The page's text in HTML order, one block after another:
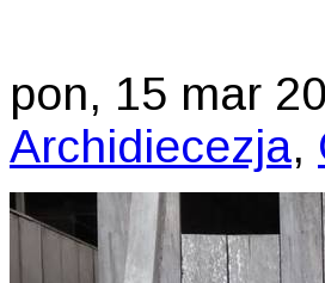
pon, 15 mar
Archidiecezja,